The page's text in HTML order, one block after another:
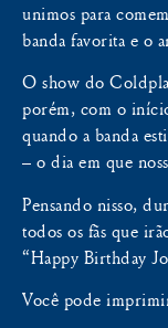
unimos para
banda favorita e o
O show do
porém, com o
quando a banda
– o dia em que
Pensando nisso,
todos os fãs que
“Happy Birthday
Você pode